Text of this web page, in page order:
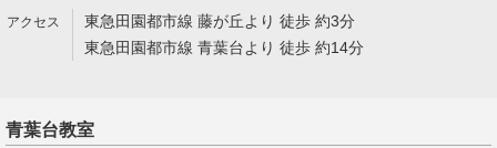
東急田園都市線 藤が丘より 徒歩 約3分
東急田園都市線 青葉台より 徒歩 約14分
青葉台教室